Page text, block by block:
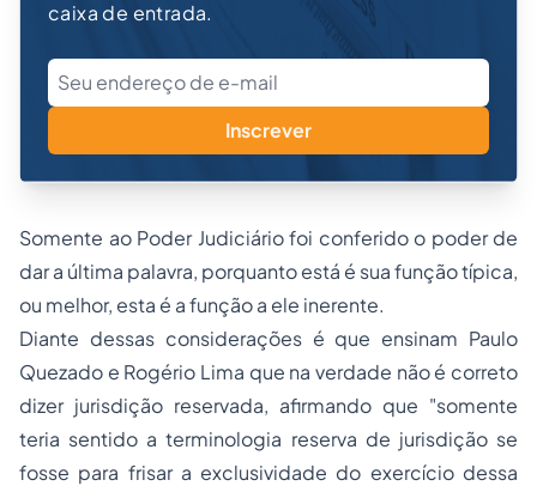
caixa de entrada.
Inscrever
Somente ao Poder Judiciário foi conferido o poder de
dar a última palavra, porquanto está é sua função típica,
ou melhor, esta é a função a ele inerente.
Diante dessas considerações é que ensinam Paulo
Quezado e Rogério Lima que na verdade não é correto
dizer jurisdição reservada, afirmando que "somente
teria sentido a terminologia reserva de jurisdição se
fosse para frisar a exclusividade do exercício dessa